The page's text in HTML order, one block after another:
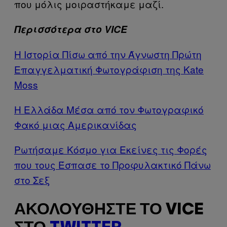
που μόλις μοιραστήκαμε μαζί.
Περισσότερα στο VICE
Η Ιστορία Πίσω από την Άγνωστη Πρώτη
Επαγγελματική Φωτογράφιση της Kate
Moss
Η Ελλάδα Μέσα από τον Φωτογραφικό
Φακό μιας Αμερικανίδας
Ρωτήσαμε Kόσμο για Eκείνες τις Φορές
που τους Έσπασε το Προφυλακτικό Πάνω
στο Σεξ
ΑΚΟΛΟΥΘΉΣΤΕ ΤΟ VICE